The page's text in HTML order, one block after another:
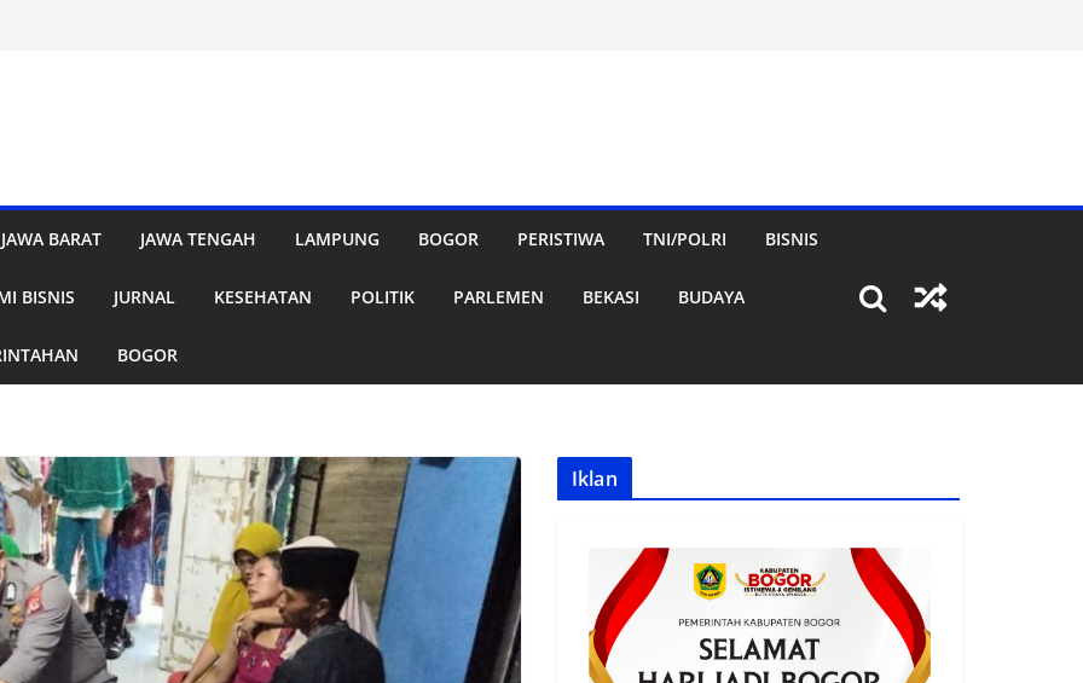
JAWA BARAT JAWA TENGAH LAMPUNG BOGOR PERISTIWA TNI/POLRI BISNIS
BISNIS JURNAL KESEHATAN POLITIK PARLEMEN BEKASI BUDAYA
BOGOR
Iklan